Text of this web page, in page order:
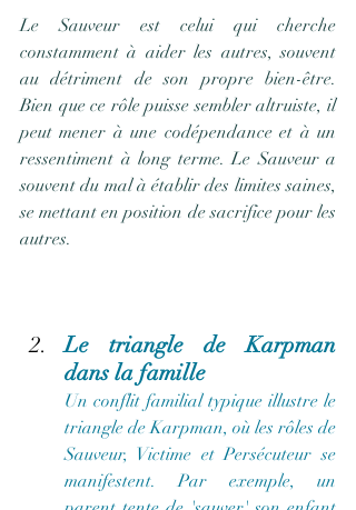
Le Sauveur est celui qui cherche
constamment à aider les autres, souvent
au détriment de son propre bien-être.
Bien que ce rôle puisse sembler altruiste, il
peut mener à une codépendance et à un
ressentiment à long terme. Le Sauveur a
souvent du mal à établir des limites saines,
se mettant en position de sacrifice pour les
autres.
Le triangle de Karpman
dans la famille
Un conflit familial typique illustre le
triangle de Karpman, où les rôles de
Sauveur, Victime et Persécuteur se
manifestent. Par exemple, un